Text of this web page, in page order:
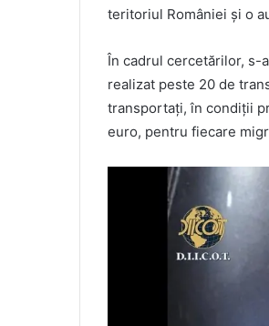
teritoriul României și o
În cadrul cercetărilor, s-
realizat peste 20 de
transportați, în condiții
euro, pentru fiecare